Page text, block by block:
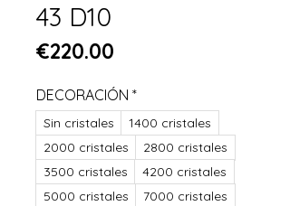
43 D10
€220.00
DECORACIÓN *
Sin cristales
1400 cristales
2000 cristales
2800 cristales
3500 cristales
4200 cristales
5000 cristales
7000 cristales